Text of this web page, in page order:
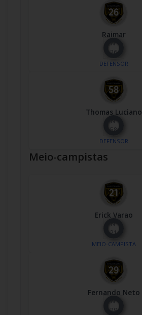
Raimar
Nº
26
DEFENSOR
Thomas Luciano
Nº
58
DEFENSOR
Meio-campistas
Erick Varao
Nº
21
MEIO-CAMPISTA
Fernando Neto
Nº
29